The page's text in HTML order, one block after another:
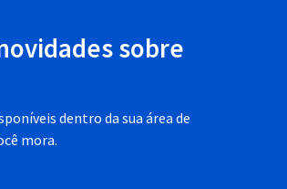
sobre
dentro da sua área de
mora.